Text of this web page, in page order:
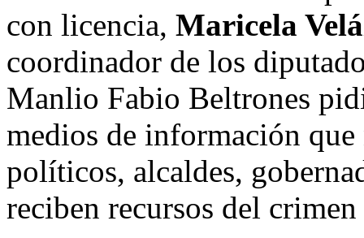
con licencia, Maricela
coordinador de los
Manlio Fabio Beltrones
medios de información
políticos, alcaldes,
reciben recursos del